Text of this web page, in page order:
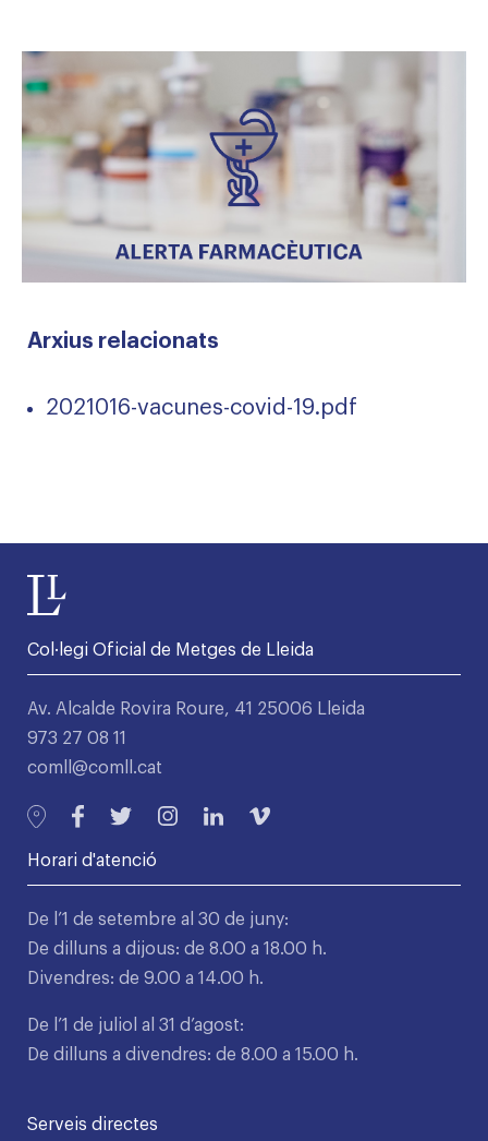
Arxius relacionats
2021016-vacunes-covid-19.pdf
Col·legi Oficial de Metges de Lleida
Av. Alcalde Rovira Roure, 41 25006 Lleida
973 27 08 11
comll@comll.cat
Horari d'atenció
De l’1 de setembre al 30 de juny:
De dilluns a dijous: de 8.00 a 18.00 h.
Divendres: de 9.00 a 14.00 h.
De l’1 de juliol al 31 d’agost:
De dilluns a divendres: de 8.00 a 15.00 h.
Serveis directes